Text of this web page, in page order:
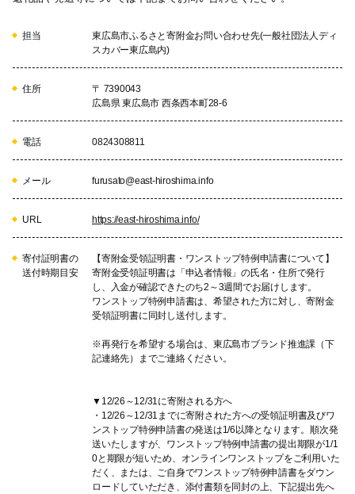
担当
東広島市ふるさと寄附金お問い合わせ先(一般社団法人ディ
スカバー東広島内)
住所
〒 7390043
広島県 東広島市 西条西本町28-6
電話 0824308811
メール furusato@east-hiroshima.info
URL https://east-hiroshima.info/
寄付証明書の
送付時期目安
【寄附金受領証明書・ワンストップ特例申請書について】
寄附金受領証明書は「申込者情報」の氏名・住所で発行
し、入金が確認できたのち2～3週間でお届けします。
ワンストップ特例申請書は、希望された方に対し、寄附金
受領証明書に同封し送付します。
※再発行を希望する場合は、東広島市ブランド推進課（下
記連絡先）までご連絡ください。
▼12/26～12/31に寄附される方へ
・12/26～12/31までに寄附された方への受領証明書及びワ
ンストップ特例申請書の発送は1/6以降となります。順次発
送いたしますが、ワンストップ特例申請書の提出期限が1/1
0と期限が短いため、オンラインワンストップをご利用いた
だく、または、ご自身でワンストップ特例申請書をダウン
ロードしていただき、添付書類を同封の上、下記提出先へ